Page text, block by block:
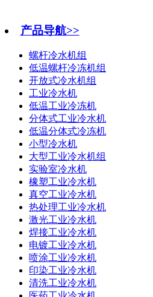
产品导航>>
螺杆冷水机组
低温螺杆冷冻机组
开放式冷水机组
工业冷水机
低温工业冷冻机
分体式工业冷水机
低温分体式冷冻机
小型冷水机
大型工业冷水机组
实验室冷水机
橡塑工业冷水机
真空工业冷水机
热处理工业冷水机
激光工业冷水机
焊接工业冷水机
电镀工业冷水机
喷涂工业冷水机
印染工业冷水机
清洗工业冷水机